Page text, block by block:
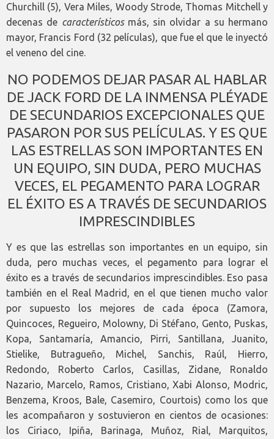
Churchill (5), Vera Miles, Woody Strode, Thomas Mitchell y
decenas de característicosmás, sin olvidar a su hermano
mayor, Francis Ford (32 películas), que fue el que le inyectó
el veneno del cine.
NO PODEMOS DEJAR PASAR AL HABLAR
DE JACK FORD DE LA INMENSA PLÉYADE
DE SECUNDARIOS EXCEPCIONALES QUE
PASARON POR SUS PELÍCULAS. Y ES QUE
LAS ESTRELLAS SON IMPORTANTES EN
UN EQUIPO, SIN DUDA, PERO MUCHAS
VECES, EL PEGAMENTO PARA LOGRAR
EL ÉXITO ES A TRAVÉS DE SECUNDARIOS
IMPRESCINDIBLES
Y es que las estrellas son importantes en un equipo, sin
duda, pero muchas veces, el pegamento para lograr el
éxito es a través de secundarios imprescindibles. Eso pasa
también en el Real Madrid, en el que tienen mucho valor
por supuesto los mejores de cada época (Zamora,
Quincoces, Regueiro, Molowny, Di Stéfano, Gento, Puskas,
Kopa, Santamaría, Amancio, Pirri, Santillana, Juanito,
Stielike, Butragueño, Michel, Sanchis, Raúl, Hierro,
Redondo, Roberto Carlos, Casillas, Zidane, Ronaldo
Nazario, Marcelo, Ramos, Cristiano, Xabi Alonso, Modric,
Benzema, Kroos, Bale, Casemiro, Courtois) como los que
les acompañaron y sostuvieron en cientos de ocasiones:
los Ciriaco, Ipiña, Barinaga, Muñoz, Rial, Marquitos,